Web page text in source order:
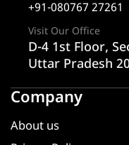
+91-080767 27261
Visit Our Office
D-4 1st Floor,
Uttar Pradesh
Company
About us